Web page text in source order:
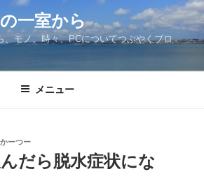
一室から
、モノ、時々、PCについてつぶやくブロ
メニュー
かーつー
だら脱水症状にな